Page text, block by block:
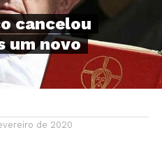
cancelou
um novo
de 2020